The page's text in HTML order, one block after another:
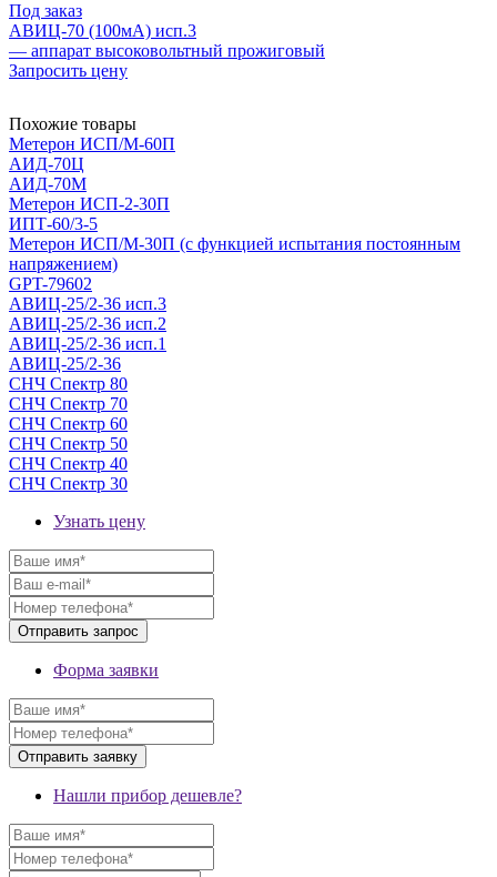
Под заказ
АВИЦ-70 (100мА) исп.3
— аппарат высоковольтный прожиговый
Запросить цену
Похожие товары
Метерон ИСП/М-60П
АИД-70Ц
АИД-70М
Метерон ИСП-2-30П
ИПТ-60/3-5
Метерон ИСП/М-30П (с функцией испытания постоянным
напряжением)
GPT-79602
АВИЦ-25/2-36 исп.3
АВИЦ-25/2-36 исп.2
АВИЦ-25/2-36 исп.1
АВИЦ-25/2-36
СНЧ Спектр 80
СНЧ Спектр 70
СНЧ Спектр 60
СНЧ Спектр 50
СНЧ Спектр 40
СНЧ Спектр 30
Узнать цену
Форма заявки
Нашли прибор дешевле?